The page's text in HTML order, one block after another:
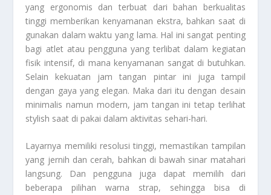
yang ergonomis dan terbuat dari bahan berkualitas
tinggi memberikan kenyamanan ekstra, bahkan saat di
gunakan dalam waktu yang lama. Hal ini sangat penting
bagi atlet atau pengguna yang terlibat dalam kegiatan
fisik intensif, di mana kenyamanan sangat di butuhkan.
Selain kekuatan jam tangan pintar ini juga tampil
dengan gaya yang elegan. Maka dari itu dengan desain
minimalis namun modern, jam tangan ini tetap terlihat
stylish saat di pakai dalam aktivitas sehari-hari.
Layarnya memiliki resolusi tinggi, memastikan tampilan
yang jernih dan cerah, bahkan di bawah sinar matahari
langsung. Dan pengguna juga dapat memilih dari
beberapa pilihan warna strap, sehingga bisa di